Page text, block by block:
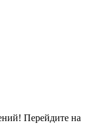
Перейдите на